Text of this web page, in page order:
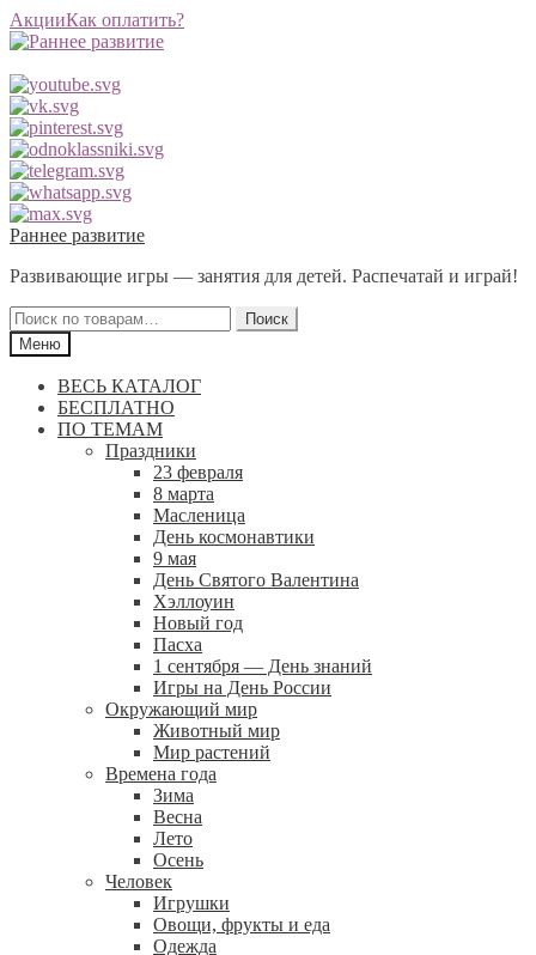
АкцииКак оплатить?
Перейти
навигации
Перейти
содержимому
Раннее развитие
Развивающие игры — занятия для детей. Распечатай и играй!
Искать:
Поиск
Меню
ВЕСЬ КАТАЛОГ
БЕСПЛАТНО
ПО ТЕМАМ
Праздники
23 февраля
8 марта
Масленица
День космонавтики
9 мая
День Святого Валентина
Хэллоуин
Новый год
Пасха
1 сентября — День знаний
Игры на День России
Окружающий мир
Животный мир
Мир растений
Времена года
Зима
Весна
Лето
Осень
Человек
Игрушки
Овощи, фрукты и еда
Одежда